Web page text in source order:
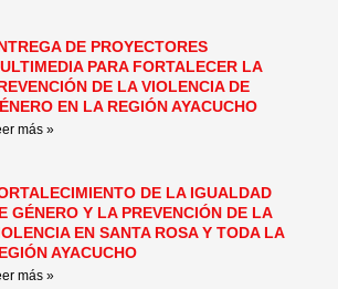
DE PROYECTORES
PARA FORTALECER LA
DE LA VIOLENCIA DE
EN LA REGIÓN AYACUCHO
más »
DE LA IGUALDAD
GÉNERO Y LA PREVENCIÓN DE LA
EN SANTA ROSA Y TODA LA
AYACUCHO
más »